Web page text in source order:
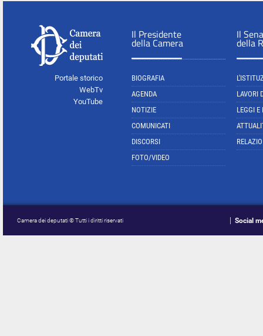
Portale storico
WebTv
YouTube
Il Presidente
della Camera
BIOGRAFIA
AGENDA
NOTIZIE
COMUNICATI
DISCORSI
FOTO/VIDEO
Il
della
LAVORI
LEGGI E
Camera dei deputati © Tutti i diritti riservati Social